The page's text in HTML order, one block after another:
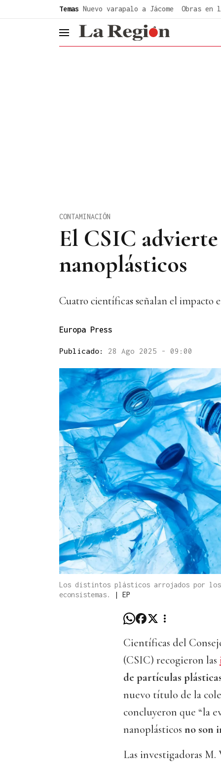
Temas Nuevo varapalo a Jácome Obras en
header.menu.open
El CSIC
nanoplásticos
CONTAMINACIÓN
Cuatro científicas señalan el impacto
Europa Press
Publicado: 28 Ago 2025 - 09:00
Los distintos plásticos arrojados por los
econsistemas.
| EP
Científicas del
(CSIC) recogieron las
de partículas
nuevo título de la
concluyeron que “la
nanoplásticos no son
Las investigadoras